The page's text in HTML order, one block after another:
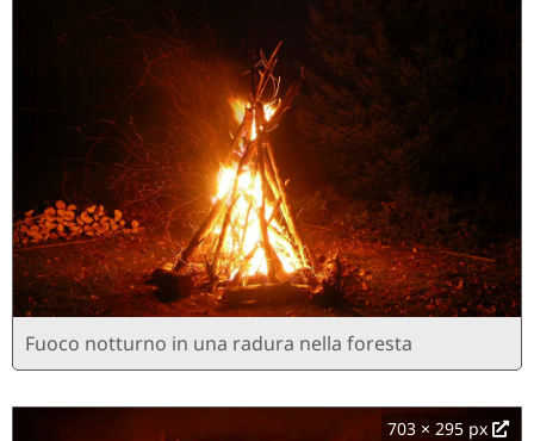
Fuoco notturno in una radura nella foresta
703 × 295 px